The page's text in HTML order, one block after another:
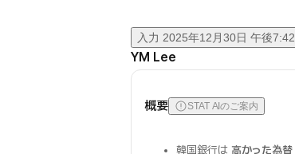
入力 2025年12月30日 午後7:42
YM Lee
概要 STAT AIのご案内
韓国銀行は 高かった為替